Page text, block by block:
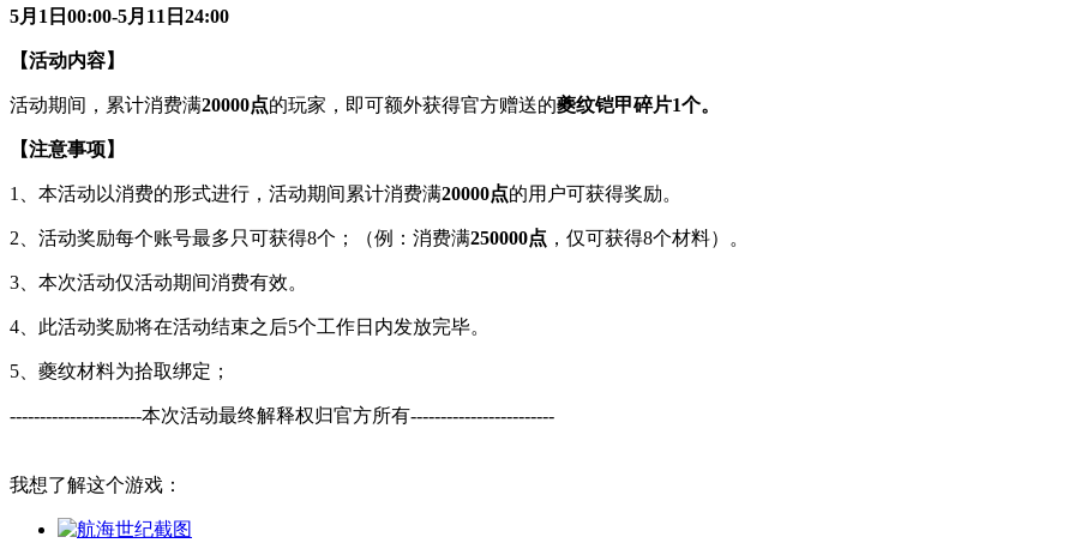
5月1日00:00-5月11日24:00
【活动内容】
活动期间，累计消费满20000点的玩家，即可额外获得官方赠送的夔纹铠甲碎片1个。
【注意事项】
1、本活动以消费的形式进行，活动期间累计消费满20000点的用户可获得奖励。
2、活动奖励每个账号最多只可获得8个；（例：消费满250000点 ，仅可获得8个材料）。
3、本次活动仅活动期间消费有效。
4、此活动奖励将在活动结束之后5个工作日内发放完毕。
5、夔纹材料为拾取绑定；
----------------------本次活动最终解释权归官方所有------------------------
我想了解这个游戏：